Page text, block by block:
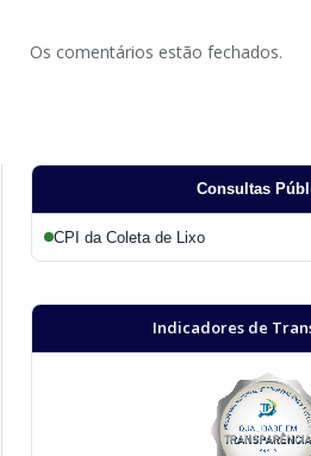
Os comentários estão fechados.
Consultas
CPI da Coleta de Lixo
Indicadores de